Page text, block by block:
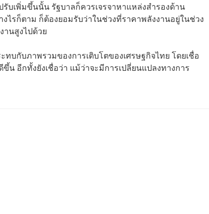
เพิ่มขึ้นนั้น รัฐบาลก็ควรเจรจาหาแหล่งสำรองด้าน
ไรก็ตาม ก็ต้องยอมรับว่าในช่วงที่ราคาพลังงานอยู่ในช่วง
านสูงไปด้วย
ทบกับภาพรวมของการเติบโตของเศรษฐกิจไทย โดยเชื่อ
น อีกทั้งยังเชื่อว่า แม้ว่าจะมีการเปลี่ยนแปลงทางการ